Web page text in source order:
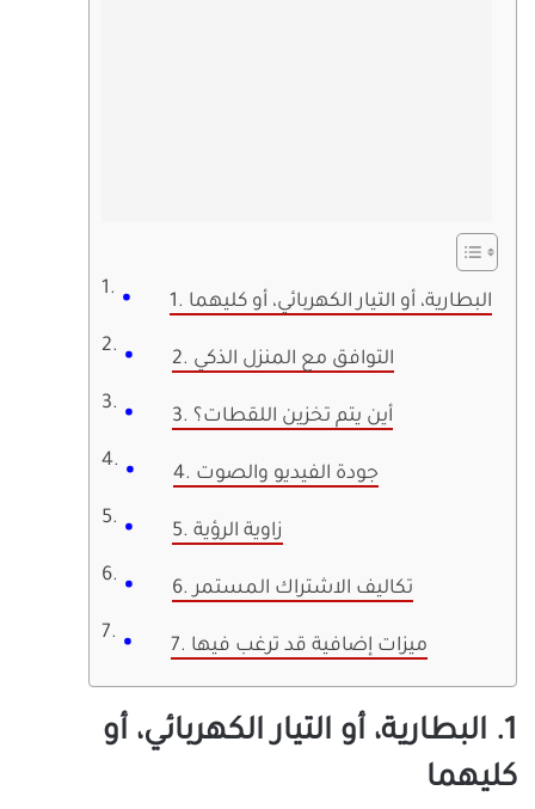
1. البطارية، أو التيار الكهربائي، أو كليهما
2. التوافق مع المنزل الذكي
3. أين يتم تخزين اللقطات؟
4. جودة الفيديو والصوت
5. زاوية الرؤية
6. تكاليف الاشتراك المستمر
7. ميزات إضافية قد ترغب فيها
1. البطارية، أو التيار الكهربائي، أو
كليهما